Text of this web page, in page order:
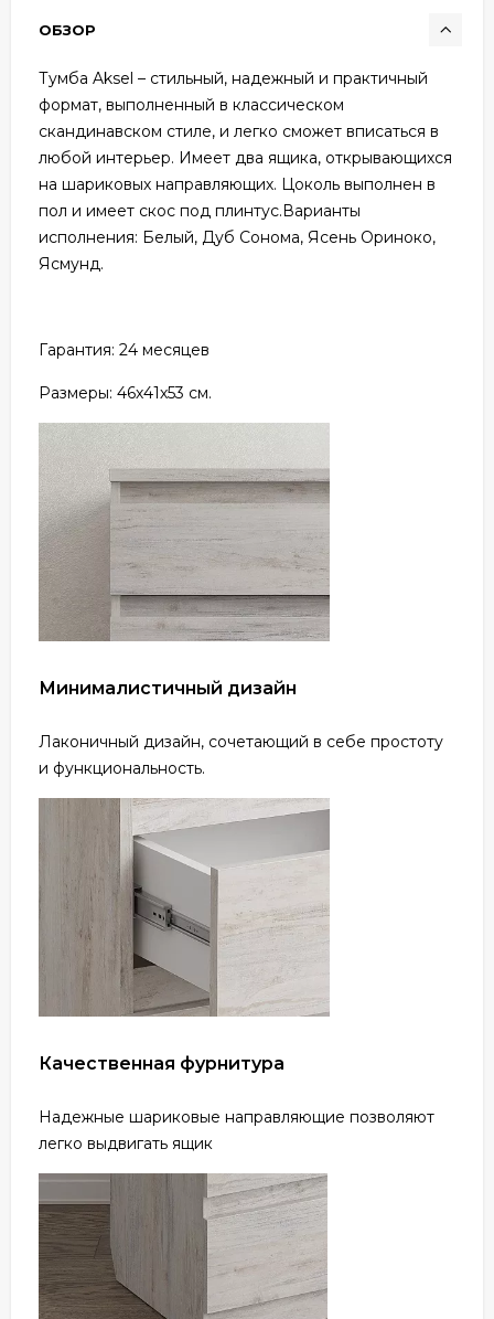
ОБЗОР
Тумба Aksel – стильный, надежный и практичный
формат, выполненный в классическом
скандинавском стиле, и легко сможет вписаться в
любой интерьер. Имеет два ящика, открывающихся
на шариковых направляющих. Цоколь выполнен в
пол и имеет скос под плинтус.Варианты
исполнения: Белый, Дуб Сонома, Ясень Ориноко,
Ясмунд.
Гарантия: 24 месяцев
Размеры: 46х41х53 см.
Минималистичный дизайн
Лаконичный дизайн, сочетающий в себе простоту
и функциональность.
Качественная фурнитура
Надежные шариковые направляющие позволяют
легко выдвигать ящик